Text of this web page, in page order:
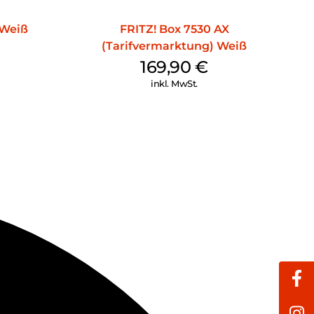
können Sie auch unterwegs sicher auf Ihr
vor unbefugtem Zugriff zu schützen, verfügt die
FRITZ! Box 7530 AX
(Tarifvermarktung) Weiß
169,90€
inkl. MwSt.